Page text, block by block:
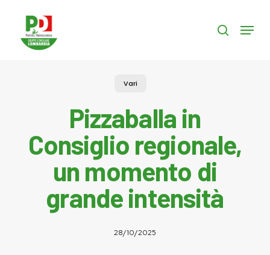
content
search
Menu
Vari
Pizzaballa in
Consiglio regionale,
un momento di
grande intensità
28/10/2025